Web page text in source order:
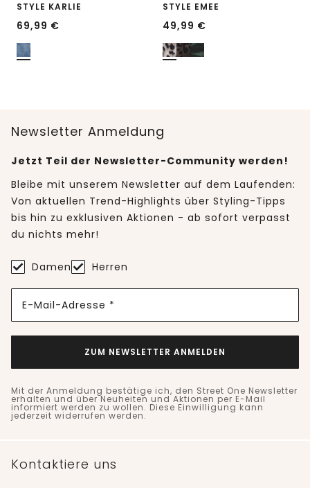
STYLE KARLIE
69,99 €
STYLE EMEE
49,99 €
Newsletter Anmeldung
Jetzt Teil der Newsletter-Community werden!
Bleibe mit unserem Newsletter auf dem Laufenden:
Von aktuellen Trend-Highlights über Styling-Tipps
bis hin zu exklusiven Aktionen - ab sofort verpasst
du nichts mehr!
Damen Herren
E-Mail-Adresse *
ZUM NEWSLETTER ANMELDEN
Mit der Anmeldung bestätige ich, den Street One Newsletter
erhalten und über Neuheiten und Aktionen per E-Mail
informiert werden zu wollen. Diese Einwilligung kann
jederzeit widerrufen werden.
Kontaktiere uns